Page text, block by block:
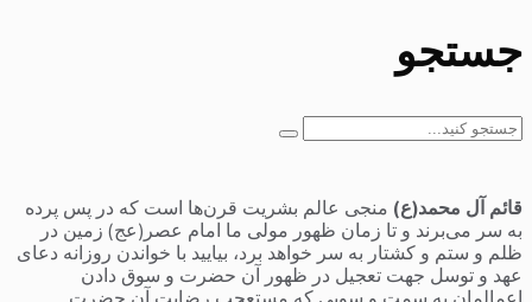
جستجو
جستجو
قائم آل محمد(ع) منجی عالم بشریت قرن‌ها است که در پس پرده
به سر می‌برند و تا زمان ظهور مولی ما امام عصر(عج) زمین در
ظلم و ستم و کشتار به سر خواهد برد، بیایید با خواندن روزانه دعای
عهد و توسل جهت تعجیل در ظهور آن حضرت و سوق دادن